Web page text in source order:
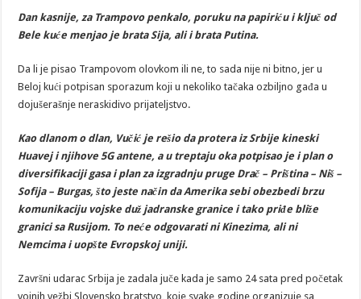
Dan kasnije, za Trampovo penkalo, poruku na papiriću i ključ od
Bele kuće menjao je brata Sija, ali i brata Putina.
Da li je pisao Trampovom olovkom ili ne, to sada nije ni bitno, jer u
Beloj kući potpisan sporazum koji u nekoliko tačaka ozbiljno gađa u
dojušerašnje neraskidivo prijateljstvo.
Kao dlanom o dlan, Vučić je rešio da protera iz Srbije kineski
Huavej i njihove 5G antene, a u treptaju oka potpisao je i plan o
diversifikaciji gasa i plan za izgradnju pruge Drač – Priština – Niš –
Sofija – Burgas, što jeste način da Amerika sebi obezbedi brzu
komunikaciju vojske duž jadranske granice i tako priđe bliže
granici sa Rusijom. To neće odgovarati ni Kinezima, ali ni
Nemcima i uopšte Evropskoj uniji.
Završni udarac Srbija je zadala juče kada je samo 24 sata pred početak
vojnih vežbi Slovensko bratstvo, koje svake godine organizuje sa